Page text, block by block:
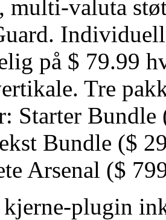
multi-valuta
på $ 79.99
Tre
Starter
Bundle ($
Arsenal ($
kjerne-plugin